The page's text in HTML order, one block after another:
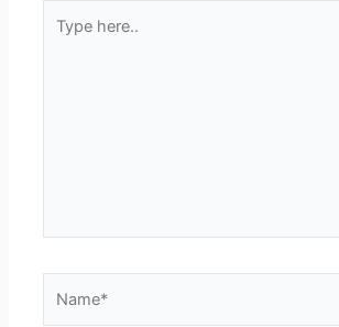
here..